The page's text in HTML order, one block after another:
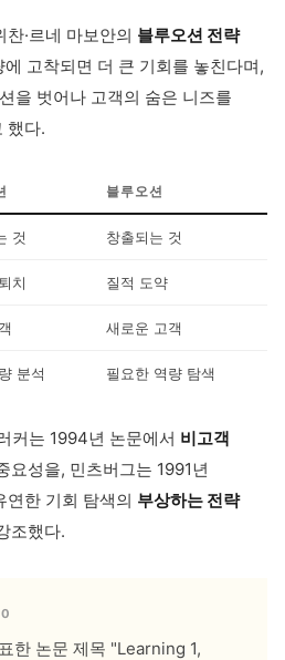
·르네 마보안의 블루오션 전략
고착되면 더 큰 기회를 놓친다며,
을 벗어나 고객의 숨은 니즈를
했다.
블루오션
것 창출되는 것
치 질적 도약
새로운 고객
분석 필요한 역량 탐색
커는 1994년 논문에서 비고객
요성을, 민츠버그는 1991년
연한 기회 탐색의 부상하는 전략
조했다.
한 논문 제목 "Learning 1,